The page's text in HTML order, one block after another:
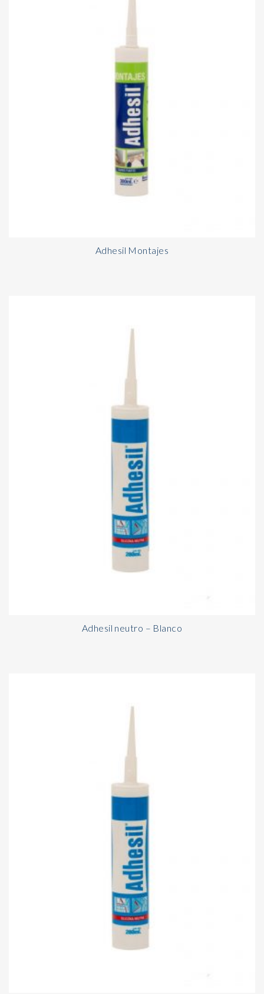
Adhesil Montajes
Adhesil neutro – Blanco